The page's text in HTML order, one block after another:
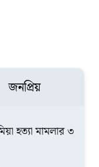
জনপ্রিয়
হত্যা মামলার ৩